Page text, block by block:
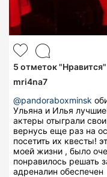
5 отметок "Нравится"
mri4na7
@pandoraboxminsk
Ульяна и Илья
актеры отыграли
вернусь еще раз на
посетить их квесты!
моей жизни , было
понравилось решать
адреналин обеспечен